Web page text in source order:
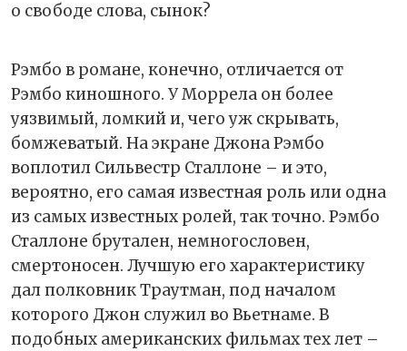
о свободе слова, сынок?
Рэмбо в романе, конечно, отличается от
Рэмбо киношного. У Моррела он более
уязвимый, ломкий и, чего уж скрывать,
бомжеватый. На экране Джона Рэмбо
воплотил Сильвестр Сталлоне – и это,
вероятно, его самая известная роль или одна
из самых известных ролей, так точно. Рэмбо
Сталлоне брутален, немногословен,
смертоносен. Лучшую его характеристику
дал полковник Траутман, под началом
которого Джон служил во Вьетнаме. В
подобных американских фильмах тех лет –